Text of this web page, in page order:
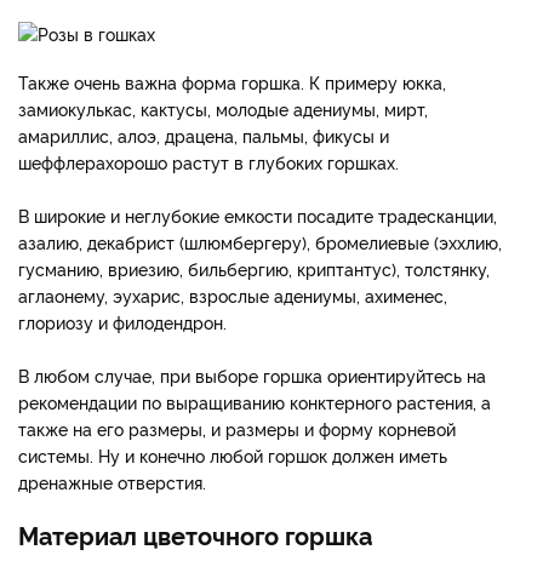
Также очень важна форма горшка. К примеру юкка,
замиокулькас, кактусы, молодые адениумы, мирт,
амариллис, алоэ, драцена, пальмы, фикусы и
шеффлерахорошо растут в глубоких горшках.
В широкие и неглубокие емкости посадите традесканции,
азалию, декабрист (шлюмбергеру), бромелиевые (эххлию,
гусманию, вриезию, бильбергию, криптантус), толстянку,
аглаонему, эухарис, взрослые адениумы, ахименес,
глориозу и филодендрон.
В любом случае, при выборе горшка ориентируйтесь на
рекомендации по выращиванию конктерного растения, а
также на его размеры, и размеры и форму корневой
системы. Ну и конечно любой горшок должен иметь
дренажные отверстия.
Материал цветочного горшка